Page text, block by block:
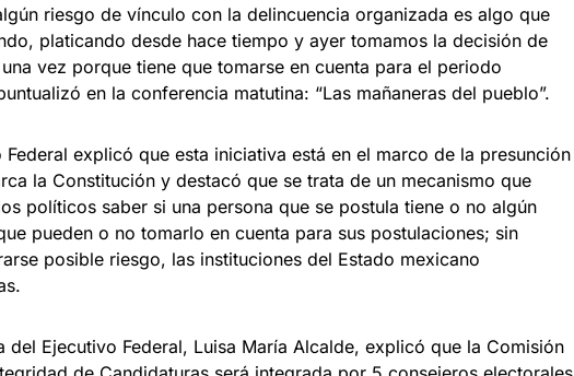
riesgo de vínculo con la delincuencia organizada es algo que
platicando desde hace tiempo y ayer tomamos la decisión de
vez porque tiene que tomarse en cuenta para el periodo
en la conferencia matutina: “Las mañaneras del pueblo”.
explicó que esta iniciativa está en el marco de la presunción
la Constitución y destacó que se trata de un mecanismo que
políticos saber si una persona que se postula tiene o no algún
pueden o no tomarlo en cuenta para sus postulaciones; sin
posible riesgo, las instituciones del Estado mexicano
del Ejecutivo Federal, Luisa María Alcalde, explicó que la Comisión